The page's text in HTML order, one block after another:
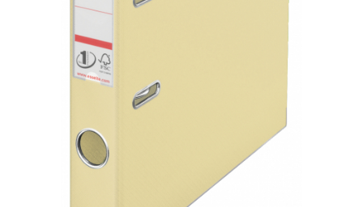
Tipizate offset
Tipizate offset personalizate
Rezerva cub notes
Indigo si hartie carbon
Caiete pentru birou